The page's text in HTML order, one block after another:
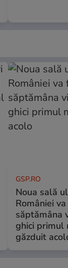
GSP.RO
Noua sală
României
săptămâna
ghici primul
găzduit